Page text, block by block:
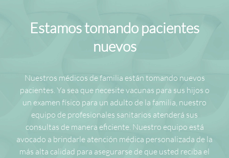
Estamos tomando pacientes
nuevos
Nuestros médicos de familia están tomando nuevos
pacientes. Ya sea que necesite vacunas para sus hijos o
un examen físico para un adulto de la familia, nuestro
equipo de profesionales sanitarios atenderá sus
consultas de manera eficiente. Nuestro equipo está
avocado a brindarle atención médica personalizada de la
más alta calidad para asegurarse de que usted reciba el